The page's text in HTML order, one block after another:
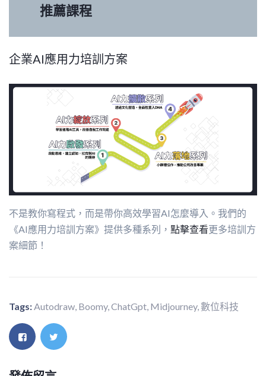
推薦課程
企業AI應用力培訓方案
不是教你寫程式，而是帶你高效學習AI怎麼導入。我們的
《AI應用力培訓方案》提供多種系列， 點擊查看更多培訓方
案細節！
Tags: Autodraw Boomy, ChatGpt Midjourney, 數位科技